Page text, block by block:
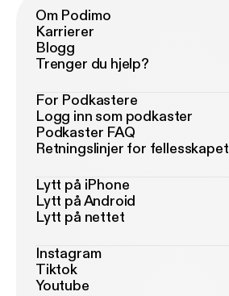
Om Podimo
Karrierer
Blogg
Trenger du hjelp?
For Podkastere
Logg inn som podkaster
Podkaster FAQ
Retningslinjer for fellesskapet
Lytt på iPhone
Lytt på Android
Lytt på nettet
Instagram
Tiktok
Youtube